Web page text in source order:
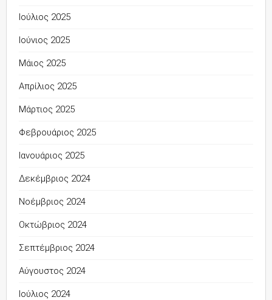
Ιούλιος 2025
Ιούνιος 2025
Μάιος 2025
Απρίλιος 2025
Μάρτιος 2025
Φεβρουάριος 2025
Ιανουάριος 2025
Δεκέμβριος 2024
Νοέμβριος 2024
Οκτώβριος 2024
Σεπτέμβριος 2024
Αύγουστος 2024
Ιούλιος 2024